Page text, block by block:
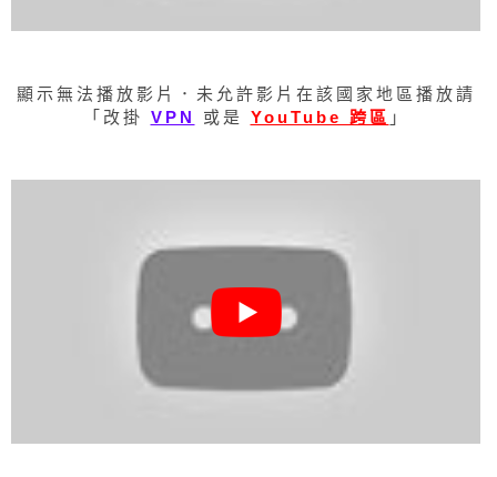
顯示無法播放影片．未允許影片在該國家地區播放請
「改掛 VPN 或是 YouTube 跨區 」